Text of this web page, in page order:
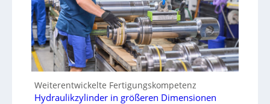
Weiterentwickelte Fertigungskompetenz
Hydraulikzylinder in größeren Dimensionen